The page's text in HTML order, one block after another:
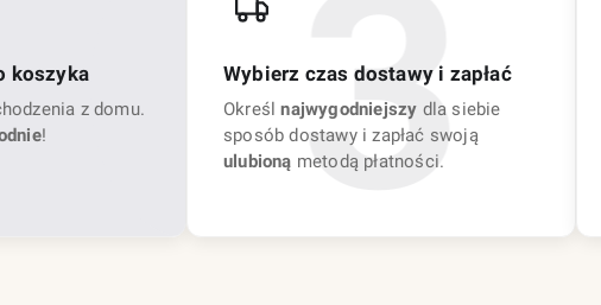
koszyka
z domu.
!
Wybierz czas dostawy i zapłać
Określnajwygodniejszy dla siebie
sposób dostawy i zapłać swoją
ulubioną metodą płatności.